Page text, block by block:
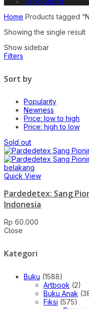
Home Products tagged
Showing the single result
Show sidebar
Filters
Sort by
Popularity
Newness
Price: low to high
Price: high to low
Sold out
Quick View
Pardedetex: Sang
Indonesia
Rp 60.000
Close
Kategori
Buku (1588)
Artbook (2)
Buku Anak
Fiksi (575)